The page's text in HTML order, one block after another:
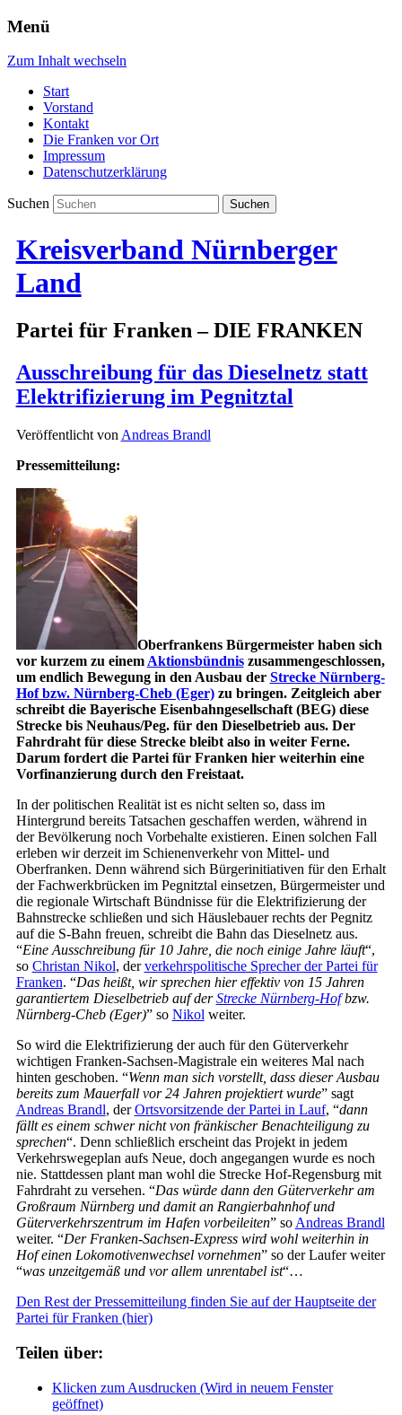
Menü
Zum Inhalt wechseln
Start
Vorstand
Kontakt
Die Franken vor Ort
Impressum
Datenschutzerklärung
Suchen
Kreisverband Nürnberger
Land
Partei für Franken – DIE FRANKEN
Ausschreibung für das Dieselnetz statt
Elektrifizierung im Pegnitztal
Veröffentlicht von Andreas Brandl
Pressemitteilung:
Oberfrankens Bürgermeister haben sich
vor kurzem zu einem Aktionsbündniszusammengeschlossen,
um endlich Bewegung in den Ausbau der Strecke Nürnberg-
Hof bzw. Nürnberg-Cheb (Eger)zu bringen. Zeitgleich aber
schreibt die Bayerische Eisenbahngesellschaft (BEG) diese
Strecke bis Neuhaus/Peg. für den Dieselbetrieb aus. Der
Fahrdraht für diese Strecke bleibt also in weiter Ferne.
Darum fordert die Partei für Franken hier weiterhin eine
Vorfinanzierung durch den Freistaat.
In der politischen Realität ist es nicht selten so, dass im
Hintergrund bereits Tatsachen geschaffen werden, während in
der Bevölkerung noch Vorbehalte existieren. Einen solchen Fall
erleben wir derzeit im Schienenverkehr von Mittel- und
Oberfranken. Denn während sich Bürgerinitiativen für den Erhalt
der Fachwerkbrücken im Pegnitztal einsetzen, Bürgermeister und
die regionale Wirtschaft Bündnisse für die Elektrifizierung der
Bahnstrecke schließen und sich Häuslebauer rechts der Pegnitz
auf die S-Bahn freuen, schreibt die Bahn das Dieselnetz aus.
“Eine Ausschreibung für 10 Jahre, die noch einige Jahre läuft“,
so Christan Nikol, derverkehrspolitische Sprecher der Partei für
Franken. “Das heißt, wir sprechen hier effektiv von 15 Jahren
garantiertem Dieselbetrieb auf derStrecke Nürnberg-Hofbzw.
Nürnberg-Cheb (Eger)” so Nikol weiter.
So wird die Elektrifizierung der auch für den Güterverkehr
wichtigen Franken-Sachsen-Magistrale ein weiteres Mal nach
hinten geschoben. “Wenn man sich vorstellt, dass dieser Ausbau
bereits zum Mauerfall vor 24 Jahren projektiert wurde” sagt
Andreas Brandl, derOrtsvorsitzende der Partei in Lauf, “dann
fällt es einem schwer nicht von fränkischer Benachteiligung zu
sprechen“. Denn schließlich erscheint das Projekt in jedem
Verkehrswegeplan aufs Neue, doch angegangen wurde es noch
nie. Stattdessen plant man wohl die Strecke Hof-Regensburg mit
Fahrdraht zu versehen. “Das würde dann den Güterverkehr am
Großraum Nürnberg und damit an Rangierbahnhof und
Güterverkehrszentrum im Hafen vorbeileiten” so Andreas Brandl
weiter. “Der Franken-Sachsen-Express wird wohl weiterhin in
Hof einen Lokomotivenwechsel vornehmen” so der Laufer weiter
“was unzeitgemäß und vor allem unrentabel ist“…
Den Rest der Pressemitteilung finden Sie auf der Hauptseite der
Partei für Franken (hier)
Teilen über:
Klicken zum Ausdrucken (Wird in neuem Fenster
geöffnet)